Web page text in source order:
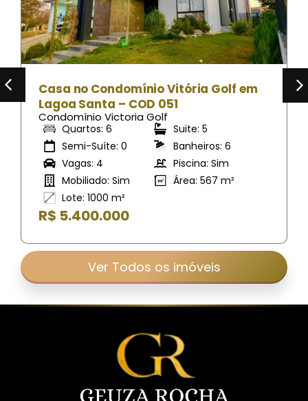
Casa no Condomínio Vitória Golf em
Lagoa Santa – COD 051
Condomínio Victoria Golf
Quartos: 6
Semi-Suíte: 0
Vagas: 4
Mobiliado: Sim
Lote: 1000 m²
Suite: 5
Banheiros: 6
Piscina: Sim
Área: 567 m²
R$ 5.400.000
Ver Todos os imóveis